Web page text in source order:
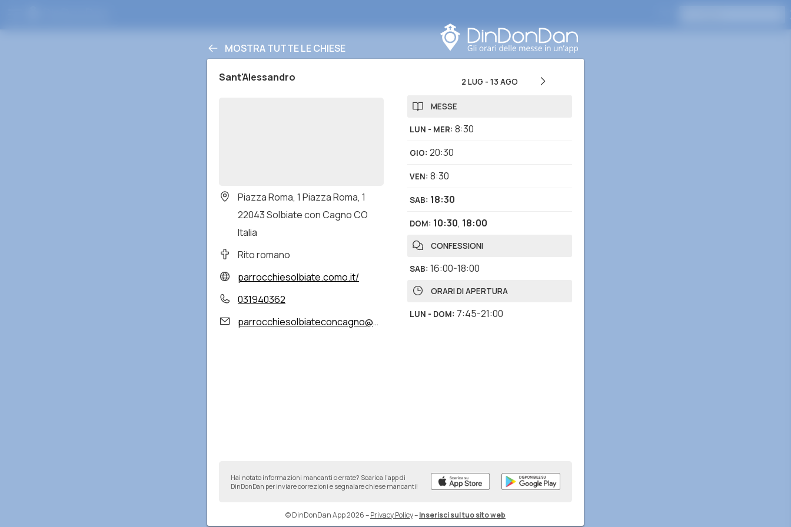
MOSTRA TUTTE LE CHIESE
Sant'Alessandro
Piazza Roma, 1 Piazza Roma, 1
22043 Solbiate con Cagno CO
Italia
Rito romano
parrocchiesolbiate.como.it/
031940362
parrocchiesolbiateconcagno@gmail.com
2 LUG - 13 AGO
MESSE
LUN - MER: 8:30
GIO: 20:30
VEN: 8:30
SAB: 18:30
DOM: 10:30, 18:00
CONFESSIONI
SAB: 16:00-18:00
ORARI DI APERTURA
LUN - DOM: 7:45-21:00
Hai notato informazioni mancanti o errate? Scarica l'app di
DinDonDan per inviare correzioni e segnalare chiese mancanti!
© DinDonDan App 2026–Privacy Policy–Inserisci sul tuo sito web